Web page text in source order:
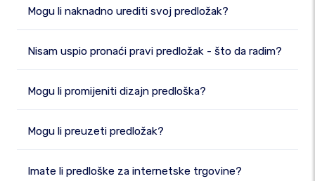
Mogu li naknadno urediti svoj predložak?
Nisam uspio pronaći pravi predložak - što da radim?
Mogu li promijeniti dizajn predloška?
Mogu li preuzeti predložak?
Imate li predloške za internetske trgovine?